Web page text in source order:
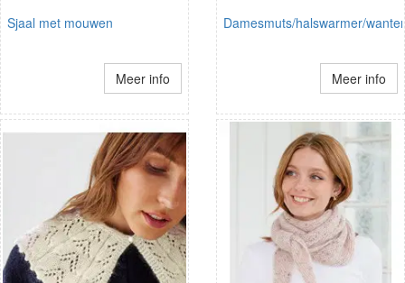
Sjaal met mouwen
Meer info
Damesmuts/halswarmer/
Meer info